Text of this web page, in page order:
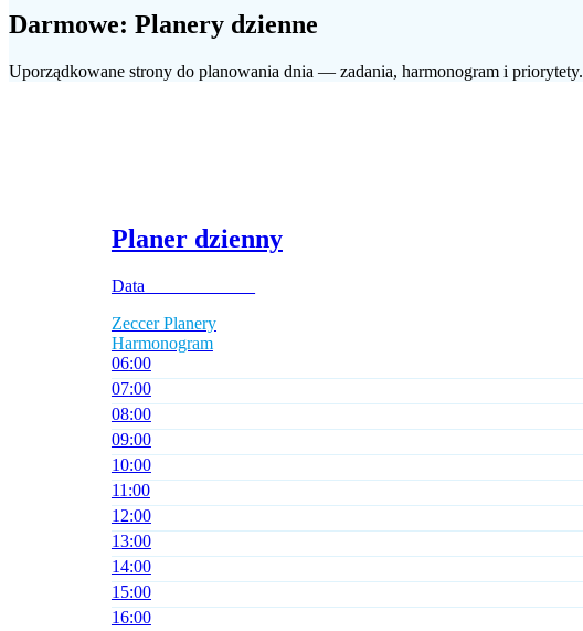
Darmowe: Planery dzienne
Uporządkowane strony do planowania dnia — zadania, harmonogram i priorytety.
Planer dzienny
Data ____________
Zeccer Planery
Harmonogram
06:00
07:00
08:00
09:00
10:00
11 :00
12:00
13:00
14:00
15:00
16:00